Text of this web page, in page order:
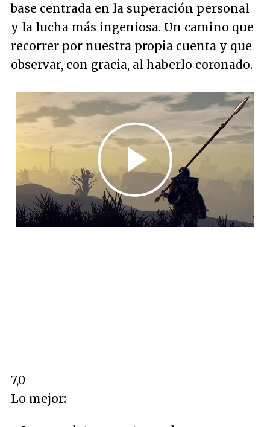
base centrada en la superación personal
y la lucha más ingeniosa. Un camino que
recorrer por nuestra propia cuenta y que
observar, con gracia, al haberlo coronado.
7,0
Lo mejor: